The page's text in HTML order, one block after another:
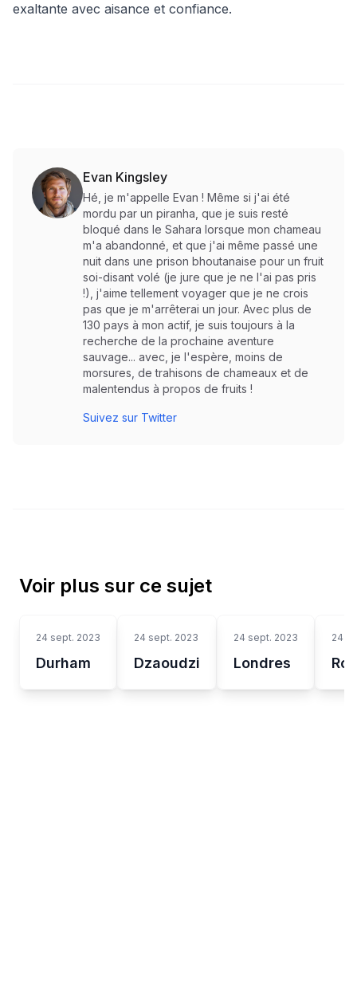
exaltante avec aisance et confiance.
Evan Kingsley
Hé, je m'appelle Evan ! Même si j'ai été
mordu par un piranha, que je suis resté
bloqué dans le Sahara lorsque mon chameau
m'a abandonné, et que j'ai même passé une
nuit dans une prison bhoutanaise pour un fruit
soi-disant volé (je jure que je ne l'ai pas pris
!), j'aime tellement voyager que je ne crois
pas que je m'arrêterai un jour. Avec plus de
130 pays à mon actif, je suis toujours à la
recherche de la prochaine aventure
sauvage... avec, je l'espère, moins de
morsures, de trahisons de chameaux et de
malentendus à propos de fruits !
Suivez sur Twitter
Voir plus sur ce sujet
24 sept. 2023
Durham
24 sept. 2023
Dzaoudzi
24 sept. 2023
Londres
24